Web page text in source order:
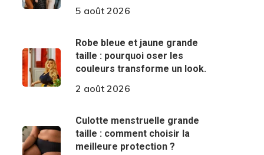
5 août 2026
Robe bleue et jaune grande
taille : pourquoi oser les
couleurs transforme un look.
2 août 2026
Culotte menstruelle grande
taille : comment choisir la
meilleure protection ?